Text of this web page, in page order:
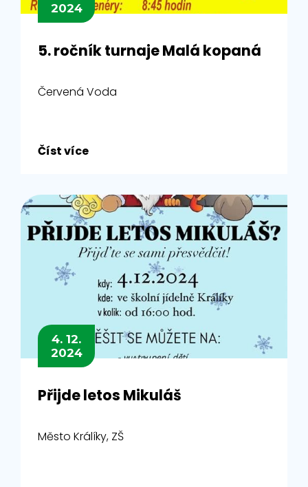
2024
5. ročník turnaje Malá kopaná
Červená Voda
Číst více
4. 12.
2024
Přijde letos Mikuláš
Město Králíky, ZŠ